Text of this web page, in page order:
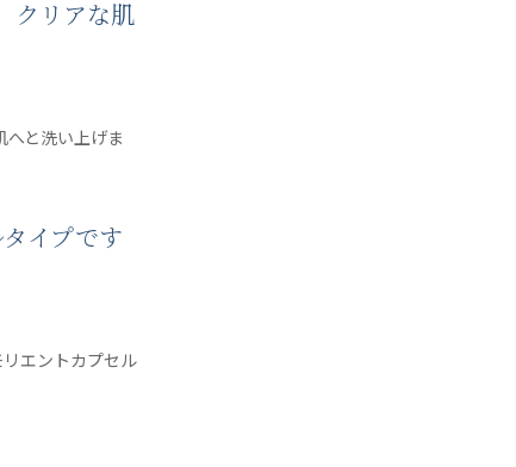
クリアな肌
と洗い上げま
イプです
エントカプセル